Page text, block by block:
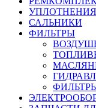
САЛЬНИКИ
ФИЛЬТРЫ